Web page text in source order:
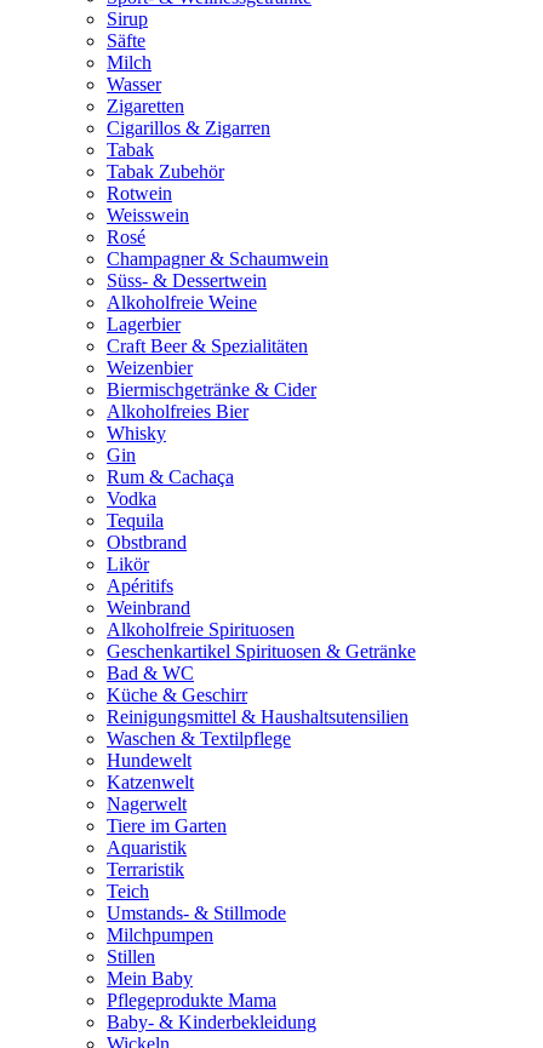
Sirup
Säfte
Milch
Wasser
Zigaretten
Cigarillos & Zigarren
Tabak
Tabak Zubehör
Rotwein
Weisswein
Rosé
Champagner & Schaumwein
Süss- & Dessertwein
Alkoholfreie Weine
Lagerbier
Craft Beer & Spezialitäten
Weizenbier
Biermischgetränke & Cider
Alkoholfreies Bier
Whisky
Gin
Rum & Cachaça
Vodka
Tequila
Obstbrand
Likör
Apéritifs
Weinbrand
Alkoholfreie Spirituosen
Geschenkartikel Spirituosen & Getränke
Bad & WC
Küche & Geschirr
Reinigungsmittel & Haushaltsutensilien
Waschen & Textilpflege
Hundewelt
Katzenwelt
Nagerwelt
Tiere im Garten
Aquaristik
Terraristik
Teich
Umstands- & Stillmode
Milchpumpen
Stillen
Mein Baby
Pflegeprodukte Mama
Baby- & Kinderbekleidung
Wickeln